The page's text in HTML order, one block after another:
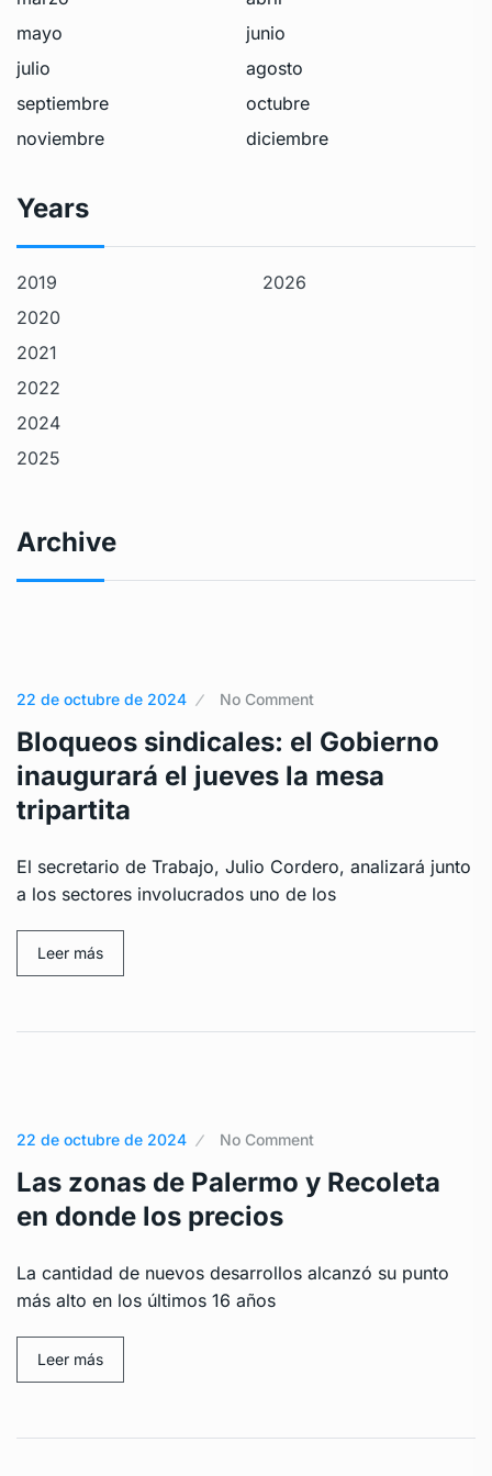
mayo
junio
julio
agosto
septiembre
octubre
noviembre
diciembre
Years
2019
2020
2021
2022
2024
2025
2026
Archive
22 de octubre de 2024 No Comment
Bloqueos sindicales: el Gobierno
inaugurará el jueves la mesa
tripartita
El secretario de Trabajo, Julio Cordero, analizará junto
a los sectores involucrados uno de los
Leer más
22 de octubre de 2024 No Comment
Las zonas de Palermo y Recoleta
en donde los precios
La cantidad de nuevos desarrollos alcanzó su punto
más alto en los últimos 16 años
Leer más